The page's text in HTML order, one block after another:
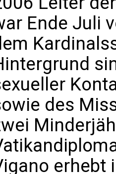
Ende Juli
des
erhebt